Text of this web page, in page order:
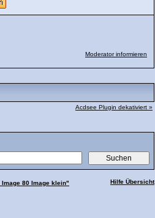
Moderator informieren
Acdsee Plugin dekativiert »
Hilfe Übersicht
80 Image klein"